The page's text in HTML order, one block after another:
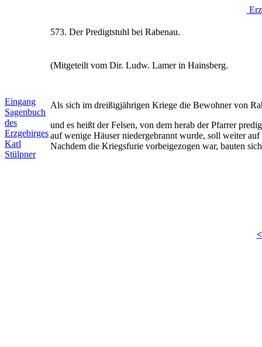
Eingang
Sagenbuch
des
Erzgebirges
Karl
Stülpner
573. Der Predigtstuhl bei Rabenau.
(Mitgeteilt vom Dir. Ludw. Lamer in Hainsberg.
Als sich im dreißigjährigen Kriege die Bewohner von
und es heißt der Felsen, von dem herab der Pfarrer
auf wenige Häuser niedergebrannt wurde, soll weiter
Nachdem die Kriegsfurie vorbeigezogen war, bauten